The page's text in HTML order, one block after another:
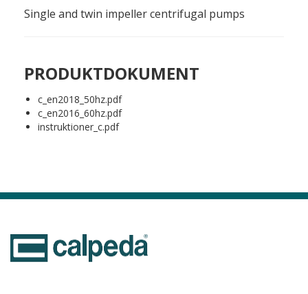
Single and twin impeller centrifugal pumps
PRODUKTDOKUMENT
c_en2018_50hz.pdf
c_en2016_60hz.pdf
instruktioner_c.pdf